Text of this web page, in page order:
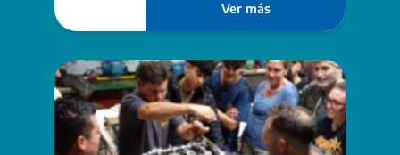
Ver más